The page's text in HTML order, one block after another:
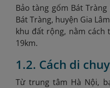
Bảo tàng gốm Bát
Bát Tràng, huyện Gia
khu đất rộng, nằm cách
19km.
1.2. Cách di
Từ trung tâm Hà Nội,